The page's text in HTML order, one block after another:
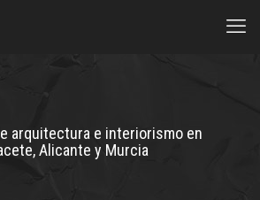
arquitectura e interiorismo en
Alicante y Murcia